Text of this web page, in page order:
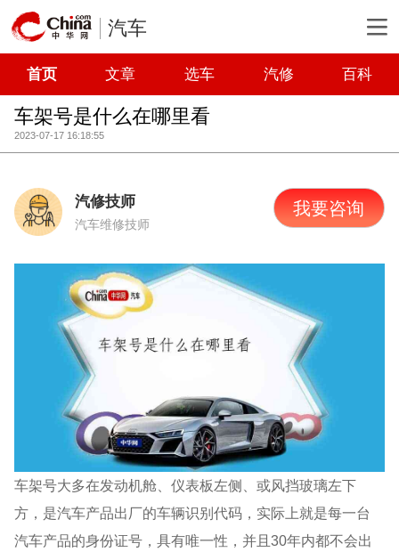
汽车
首页 文章 选车 汽修 百科
车架号是什么在哪里看
2023-07-17 16:18:55
汽修技师
汽车维修技师
我要咨询
车架号大多在发动机舱、仪表板左侧、或风挡玻璃左下
方，是汽车产品出厂的车辆识别代码，实际上就是每一台
汽车产品的身份证号，具有唯一性，并且30年内都不会出